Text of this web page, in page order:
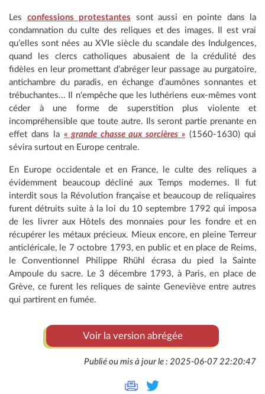
Les confessions protestantes sont aussi en pointe dans la
condamnation du culte des reliques et des images. Il est vrai
qu’elles sont nées au XVIe siècle du scandale des Indulgences,
quand les clercs catholiques abusaient de la crédulité des
fidèles en leur promettant d’abréger leur passage au purgatoire,
antichambre du paradis, en échange d’aumônes sonnantes et
trébuchantes... Il n'empêche que les luthériens eux-mêmes vont
céder à une forme de superstition plus violente et
incompréhensible que toute autre. Ils seront partie prenante en
effet dans la « grande chasse aux sorcières » (1560-1630) qui
sévira surtout en Europe centrale.
En Europe occidentale et en France, le culte des reliques a
évidemment beaucoup décliné aux Temps modernes. Il fut
interdit sous la Révolution française et beaucoup de reliquaires
furent détruits suite à la loi du 10 septembre 1792 qui imposa
de les livrer aux Hôtels des monnaies pour les fondre et en
récupérer les métaux précieux. Mieux encore, en pleine Terreur
anticléricale, le 7 octobre 1793, en public et en place de Reims,
le Conventionnel Philippe Rhühl écrasa du pied la Sainte
Ampoule du sacre. Le 3 décembre 1793, à Paris, en place de
Grève, ce furent les reliques de sainte Geneviève entre autres
qui partirent en fumée.
Voir la version abrégée
Publié ou mis à jour le : 2025-06-07 22:20:47